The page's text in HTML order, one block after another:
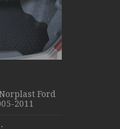
Ford
2011